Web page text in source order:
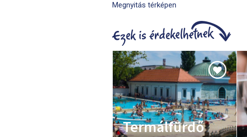
Megnyitás térképen
Termálfürdő